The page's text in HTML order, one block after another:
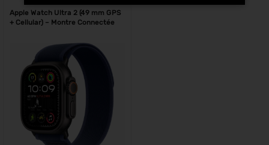
Apple Watch Ultra 2 (49 mm GPS
+ Cellular) – Montre Connectée